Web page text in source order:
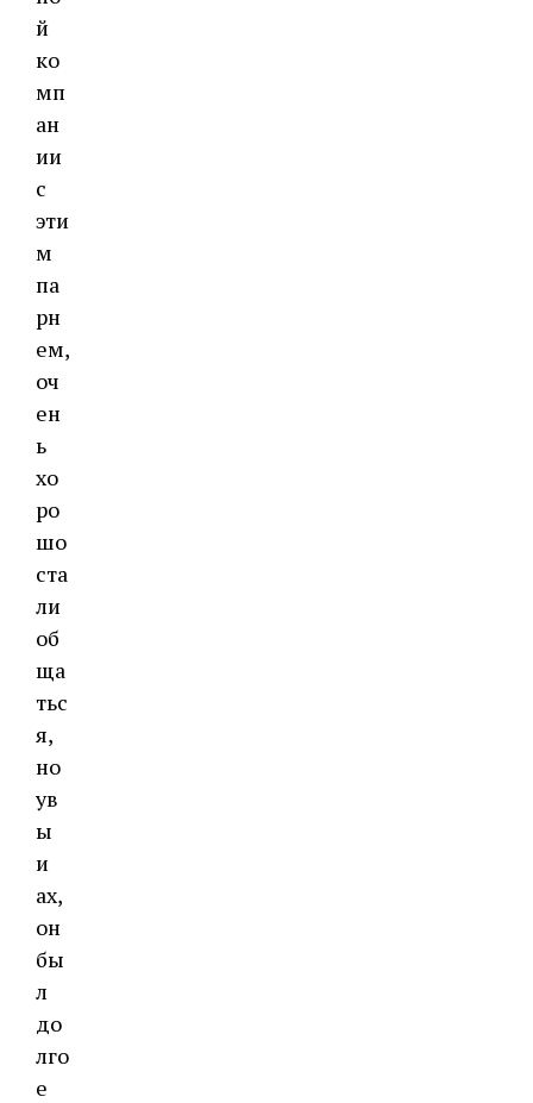
й
ко
мп
ан
ии
с
эти
м
па
рн
ем,
оч
ен
ь
хо
ро
шо
ста
ли
об
ща
тьс
я,
но
ув
ы
и
ах,
он
бы
л
до
лго
е